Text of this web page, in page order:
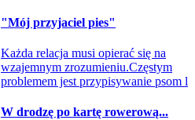
"Mój przyjaciel pies"
Każda relacja musi opierać się na
wzajemnym zrozumieniu.Częstym
problemem jest przypisywanie psom l
W drodzę po kartę rowerową...